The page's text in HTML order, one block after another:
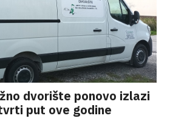
dvorište ponovo izlazi
put ove godine